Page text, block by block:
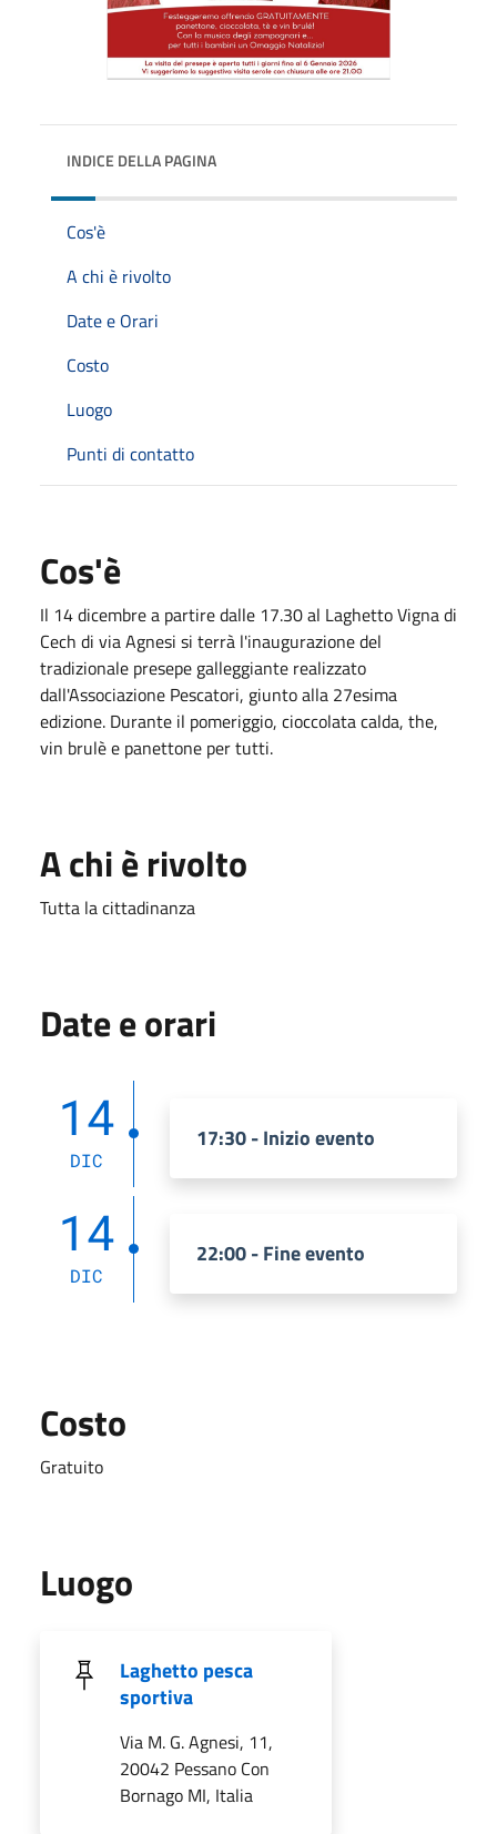
INDICE DELLA PAGINA
Cos'è
A chi è rivolto
Date e Orari
Costo
Luogo
Punti di contatto
Cos'è
Il 14 dicembre a partire dalle 17.30 al Laghetto Vigna di
Cech di via Agnesi si terrà l'inaugurazione del
tradizionale presepe galleggiante realizzato
dall'Associazione Pescatori, giunto alla 27esima
edizione. Durante il pomeriggio, cioccolata calda, the,
vin brulè e panettone per tutti.
A chi è rivolto
Tutta la cittadinanza
Date e orari
14
DIC
17:30 - Inizio evento
14
DIC
22:00 - Fine evento
Costo
Gratuito
Luogo
Laghetto pesca
sportiva
Via M. G. Agnesi, 11,
20042 Pessano Con
Bornago MI, Italia